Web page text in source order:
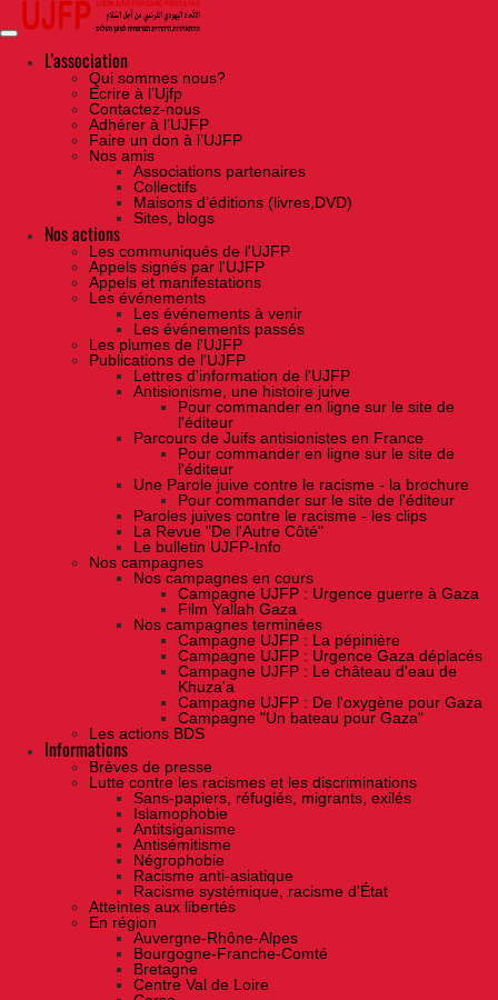
Skip
the
contentL'association
Qui sommes nous?
Ecrire à l’Ujfp
Contactez-nous
Adhérer à l’UJFP
Faire un don à l’UJFP
Nos amis
Associations partenaires
Collectifs
Maisons d’éditions (livres,DVD)
Sites, blogs
Nos actions
Les communiqués de l'UJFP
Appels signés par l'UJFP
Appels et manifestations
Les événements
Les événements à venir
Les événements passés
Les plumes de l'UJFP
Publications de l'UJFP
Lettres d'information de l'UJFP
Antisionisme, une histoire juive
Pour commander en ligne sur le site de
l'éditeur
Parcours de Juifs antisionistes en France
Pour commander en ligne sur le site de
l'éditeur
Une Parole juive contre le racisme - la brochure
Pour commander sur le site de l'éditeur
Paroles juives contre le racisme - les clips
La Revue "De l'Autre Côté"
Le bulletin UJFP-Info
Nos campagnes
Nos campagnes en cours
Campagne UJFP : Urgence guerre à Gaza
Film Yallah Gaza
Nos campagnes terminées
Campagne UJFP : La pépinière
Campagne UJFP : Urgence Gaza déplacés
Campagne UJFP : Le château d'eau de
Khuza'a
Campagne UJFP : De l'oxygène pour Gaza
Campagne "Un bateau pour Gaza"
Les actions BDS
Informations
Brèves de presse
Lutte contre les racismes et les discriminations
Sans-papiers, réfugiés, migrants, exilés
Islamophobie
Antitsiganisme
Antisémitisme
Négrophobie
Racisme anti-asiatique
Racisme systémique, racisme d'État
Atteintes aux libertés
En région
Auvergne-Rhône-Alpes
Bourgogne-Franche-Comté
Bretagne
Centre Val de Loire